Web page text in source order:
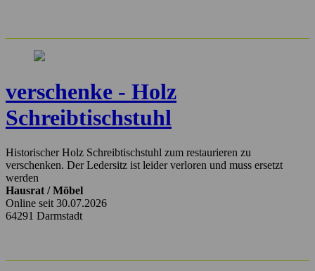
verschenke - Holz
Schreibtischstuhl
Historischer Holz Schreibtischstuhl zum restaurieren zu
verschenken. Der Ledersitz ist leider verloren und muss ersetzt
werden
Hausrat / Möbel
Online seit 30.07.2026
64291 Darmstadt